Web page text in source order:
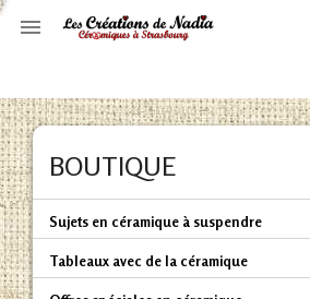

BOUTIQUE
Sujets en céramique à suspendre
Tableaux avec de la céramique